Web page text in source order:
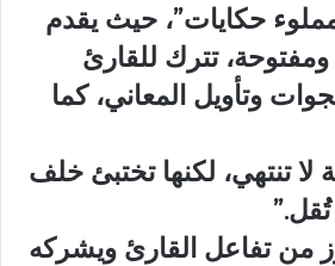
حكايات”، حيث يقدم
تترك للقارئ
وتأويل المعاني، كما
تنتهي، لكنها تختبئ خلف
من تفاعل القارئ ويشركه